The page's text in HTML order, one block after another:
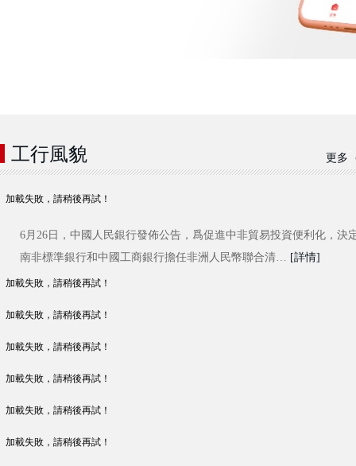
工行風貌 更多
加載失敗，請稍後再試！
6月26日，中國人民銀行發佈公告，爲促進中非貿易投資便利化，決
南非標準銀行和中國工商銀行擔任非洲人民幣聯合清… [詳情]
加載失敗，請稍後再試！
加載失敗，請稍後再試！
加載失敗，請稍後再試！
加載失敗，請稍後再試！
加載失敗，請稍後再試！
加載失敗，請稍後再試！